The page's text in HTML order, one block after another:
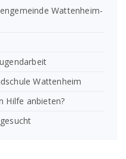
Wattenheim-
Wattenheim
Hilfe anbieten?